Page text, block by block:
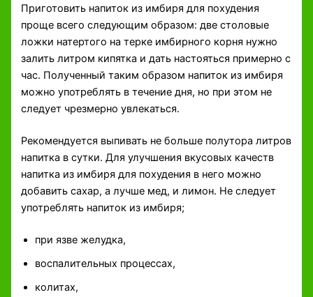
Приготовить напиток из имбиря для похудения
проще всего следующим образом: две столовые
ложки натертого на терке имбирного корня нужно
залить литром кипятка и дать настояться примерно с
час. Полученный таким образом напиток из имбиря
можно употреблять в течение дня, но при этом не
следует чрезмерно увлекаться.
Рекомендуется выпивать не больше полутора литров
напитка в сутки. Для улучшения вкусовых качеств
напитка из имбиря для похудения в него можно
добавить сахар, а лучше мед, и лимон. Не следует
употреблять напиток из имбиря;
при язве желудка,
воспалительных процессах,
колитах,